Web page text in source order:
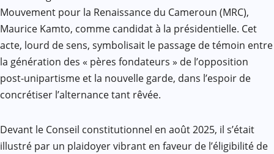
Mouvement pour la Renaissance du Cameroun (MRC),
Maurice Kamto, comme candidat à la présidentielle. Cet
acte, lourd de sens, symbolisait le passage de témoin entre
la génération des « pères fondateurs » de l’opposition
post-unipartisme et la nouvelle garde, dans l’espoir de
concrétiser l’alternance tant rêvée.
Devant le Conseil constitutionnel en août 2025, il s’était
illustré par un plaidoyer vibrant en faveur de l’éligibilité de